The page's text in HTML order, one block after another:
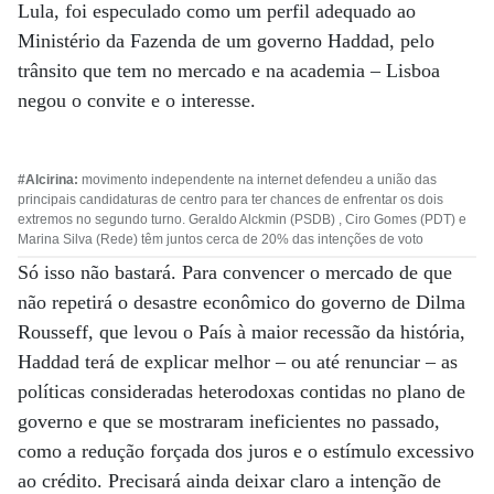
Lula, foi especulado como um perfil adequado ao
Ministério da Fazenda de um governo Haddad, pelo
trânsito que tem no mercado e na academia – Lisboa
negou o convite e o interesse.
#Alcirina: movimento independente na internet defendeu a união das
principais candidaturas de centro para ter chances de enfrentar os dois
extremos no segundo turno. Geraldo Alckmin (PSDB) , Ciro Gomes (PDT) e
Marina Silva (Rede) têm juntos cerca de 20% das intenções de voto
Só isso não bastará. Para convencer o mercado de que
não repetirá o desastre econômico do governo de Dilma
Rousseff, que levou o País à maior recessão da história,
Haddad terá de explicar melhor – ou até renunciar – as
políticas consideradas heterodoxas contidas no plano de
governo e que se mostraram ineficientes no passado,
como a redução forçada dos juros e o estímulo excessivo
ao crédito. Precisará ainda deixar claro a intenção de